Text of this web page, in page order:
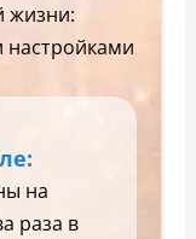
жизни:
настройками
на
раза в